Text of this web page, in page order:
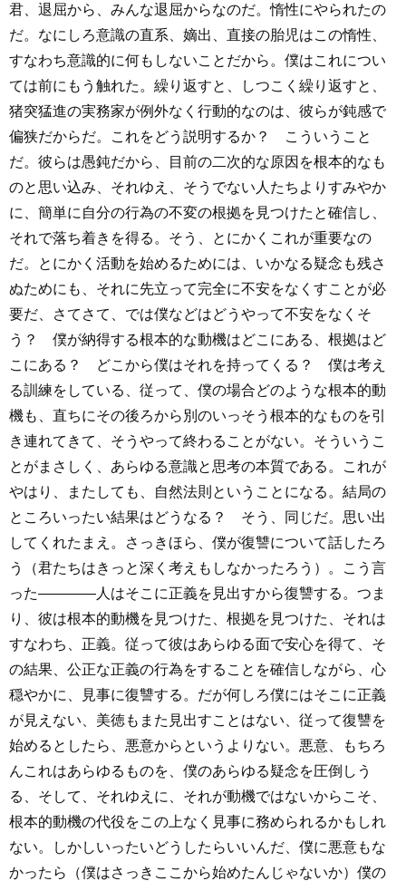
君、退屈から、みんな退屈からなのだ。惰性にやられたの
だ。なにしろ意識の直系、嫡出、直接の胎児はこの惰性、
すなわち意識的に何もしないことだから。僕はこれについ
ては前にもう触れた。繰り返すと、しつこく繰り返すと、
猪突猛進の実務家が例外なく行動的なのは、彼らが鈍感で
偏狭だからだ。これをどう説明するか？ こういうこと
だ。彼らは愚鈍だから、目前の二次的な原因を根本的なも
のと思い込み、それゆえ、そうでない人たちよりすみやか
に、簡単に自分の行為の不変の根拠を見つけたと確信し、
それで落ち着きを得る。そう、とにかくこれが重要なの
だ。とにかく活動を始めるためには、いかなる疑念も残さ
ぬためにも、それに先立って完全に不安をなくすことが必
要だ、さてさて、では僕などはどうやって不安をなくそ
う？ 僕が納得する根本的な動機はどこにある、根拠はど
こにある？ どこから僕はそれを持ってくる？ 僕は考え
る訓練をしている、従って、僕の場合どのような根本的動
機も、直ちにその後ろから別のいっそう根本的なものを引
き連れてきて、そうやって終わることがない。そういうこ
とがまさしく、あらゆる意識と思考の本質である。これが
やはり、またしても、自然法則ということになる。結局の
ところいったい結果はどうなる？ そう、同じだ。思い出
してくれたまえ。さっきほら、僕が復讐について話したろ
う（君たちはきっと深く考えもしなかったろう）。こう言
った――――人はそこに正義を見出すから復讐する。つま
り、彼は根本的動機を見つけた、根拠を見つけた、それは
すなわち、正義。従って彼はあらゆる面で安心を得て、そ
の結果、公正な正義の行為をすることを確信しながら、心
穏やかに、見事に復讐する。だが何しろ僕にはそこに正義
が見えない、美徳もまた見出すことはない、従って復讐を
始めるとしたら、悪意からというよりない。悪意、もちろ
んこれはあらゆるものを、僕のあらゆる疑念を圧倒しう
る、そして、それゆえに、それが動機ではないからこそ、
根本的動機の代役をこの上なく見事に務められるかもしれ
ない。しかしいったいどうしたらいいんだ、僕に悪意もな
かったら（僕はさっきここから始めたんじゃないか）僕の